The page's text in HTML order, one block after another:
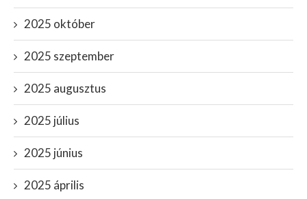
2025 október
2025 szeptember
2025 augusztus
2025 július
2025 június
2025 április